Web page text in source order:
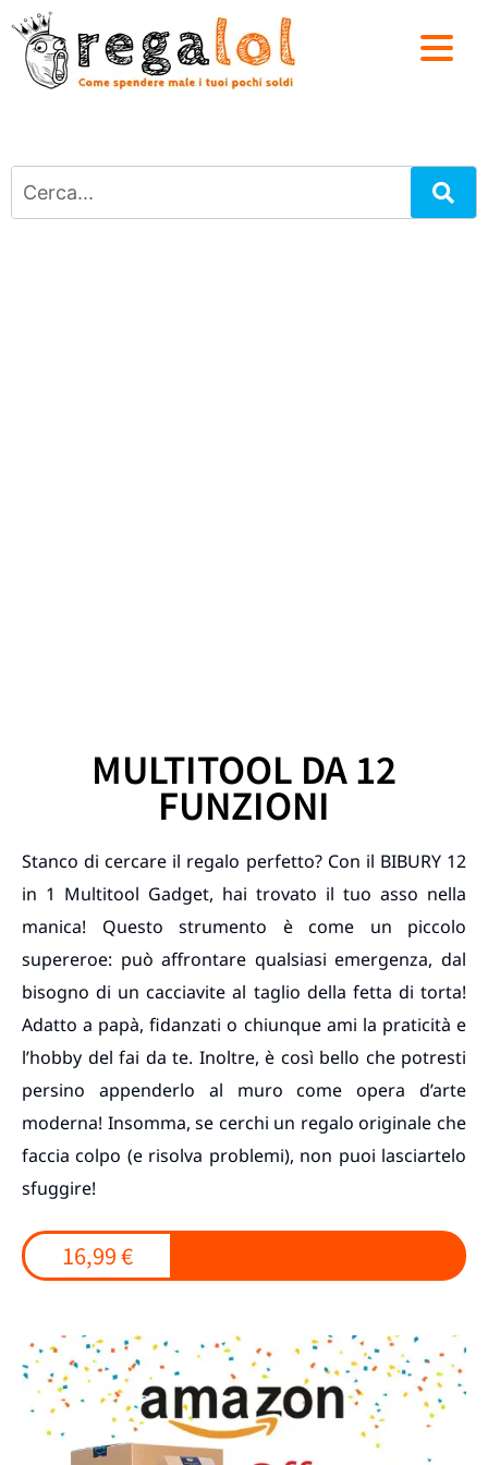
MULTITOOL DA 12
FUNZIONI
Stanco di cercare il regalo perfetto? Con il BIBURY 12
in 1 Multitool Gadget, hai trovato il tuo asso nella
manica! Questo strumento è come un piccolo
supereroe: può affrontare qualsiasi emergenza, dal
bisogno di un cacciavite al taglio della fetta di torta!
Adatto a papà, fidanzati o chiunque ami la praticità e
l’hobby del fai da te. Inoltre, è così bello che potresti
persino appenderlo al muro come opera d’arte
moderna! Insomma, se cerchi un regalo originale che
faccia colpo (e risolva problemi), non puoi lasciartelo
sfuggire!
16,99 €